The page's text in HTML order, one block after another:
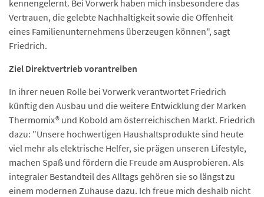
kennengelernt. Bei Vorwerk haben mich insbesondere das
Vertrauen, die gelebte Nachhaltigkeit sowie die Offenheit
eines Familienunternehmens überzeugen können", sagt
Friedrich.
Ziel Direktvertrieb vorantreiben
In ihrer neuen Rolle bei Vorwerk verantwortet Friedrich
künftig den Ausbau und die weitere Entwicklung der Marken
Thermomix® und Kobold am österreichischen Markt. Friedrich
dazu: "Unsere hochwertigen Haushaltsprodukte sind heute
viel mehr als elektrische Helfer, sie prägen unseren Lifestyle,
machen Spaß und fördern die Freude am Ausprobieren. Als
integraler Bestandteil des Alltags gehören sie so längst zu
einem modernen Zuhause dazu. Ich freue mich deshalb nicht